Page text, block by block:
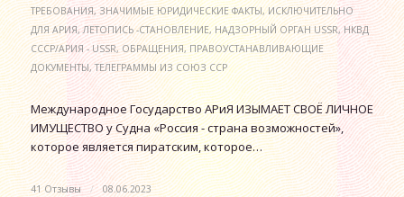
ТРЕБОВАНИЯ,ЗНАЧИМЫЕ ЮРИДИЧЕСКИЕ ФАКТЫ,ИСКЛЮЧИТЕЛЬНО
ДЛЯ АРИЯ,ЛЕТОПИСЬ -СТАНОВЛЕНИЕ,НАДЗОРНЫЙ ОРГАН USSR,НКВД
СССР/АРИЯ - USSR,ОБРАЩЕНИЯ,ПРАВОУСТАНАВЛИВАЮЩИЕ
ДОКУМЕНТЫ,ТЕЛЕГРАММЫ ИЗ СОЮЗ ССР
Международное Государство АРиЯ ИЗЫМАЕТ СВОЁ ЛИЧНОЕ
ИМУЩЕСТВО у Судна «Россия - страна возможностей»,
которое является пиратским, которое…
41 Отзывы / 08.06.2023